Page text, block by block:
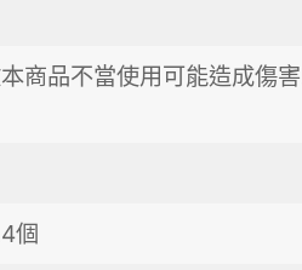
商品不當使用可能造成傷
個